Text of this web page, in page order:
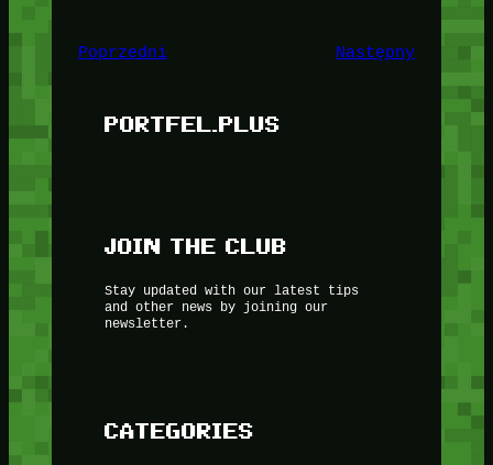
Poprzedni Następny
PORTFEL.PLUS
JOIN THE CLUB
Stay updated with our latest tips
and other news by joining our
newsletter.
CATEGORIES